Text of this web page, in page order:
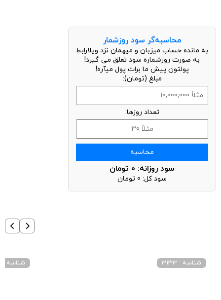
محاسبه‌گر سود روزشمار
به مانده حساب میزبان و میهمان نزد ویلارابط
به صورت روزشماره سود تعلق می گیرد!
پولتون پیش ما برات پول میآره!
مبلغ (تومان):
تعداد روزها:
محاسبه
سود روزانه: 0 تومان
سود کل: 0 تومان
شناسه : 3133 شناسه : 4028